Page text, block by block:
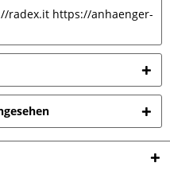
radex.it https://anhaenger-